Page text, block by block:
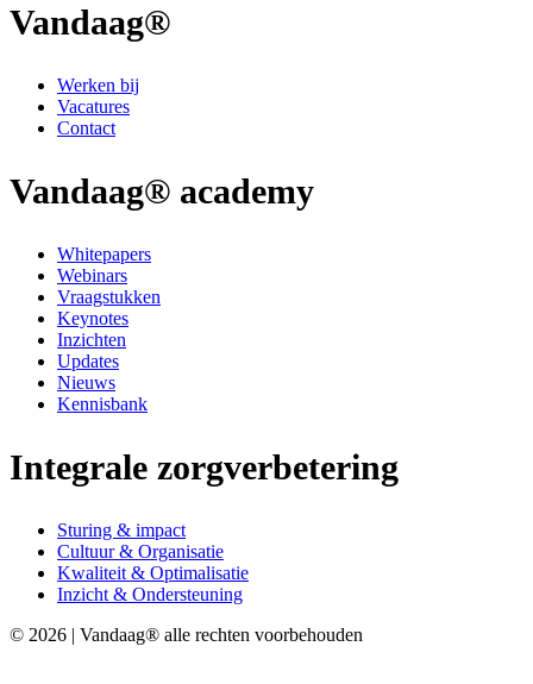
Vandaag®
Werken bij
Vacatures
Contact
Vandaag® academy
Whitepapers
Webinars
Vraagstukken
Keynotes
Inzichten
Updates
Nieuws
Kennisbank
Integrale zorgverbetering
Sturing & impact
Cultuur & Organisatie
Kwaliteit & Optimalisatie
Inzicht & Ondersteuning
© 2026 | Vandaag® alle rechten voorbehouden